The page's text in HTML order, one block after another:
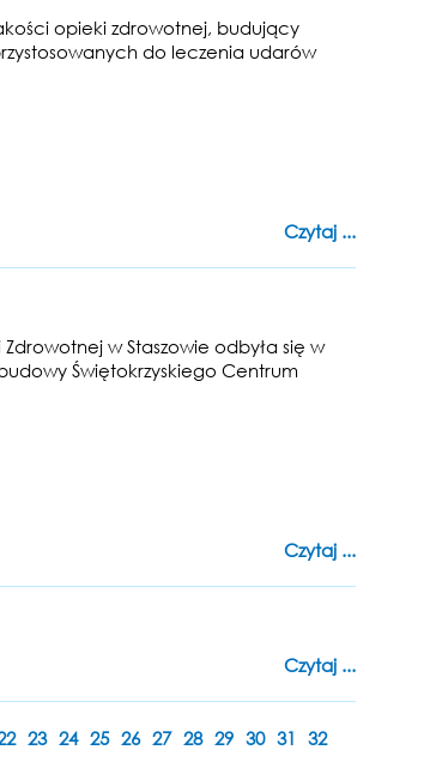
opieki zdrowotnej, budujący
do leczenia udarów
Czytaj ...
w Staszowie odbyła się w
Świętokrzyskiego Centrum
Czytaj ...
Czytaj ...
23 24 25 26 27 28 29 30 31 32